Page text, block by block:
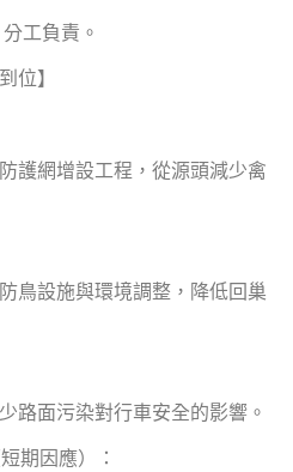
工負責。
位】
護網增設工程，從源頭減少禽
鳥設施與環境調整，降低回巢
路面污染對行車安全的影響。
期因應）：